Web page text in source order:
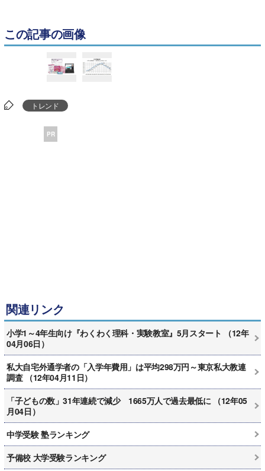
この記事の画像
トレンド
PR
関連リンク
小学1～4年生向け『わくわく理科・実験教室』5月スタート （12年
04月06日）
私大自宅外通学者の「入学年費用」は平均298万円～東京私大教連
調査 （12年04月11日）
「子どもの数」31年連続で減少 1665万人で過去最低に （12年05
月04日）
中学受験 塾ランキング
予備校 大学受験ランキング